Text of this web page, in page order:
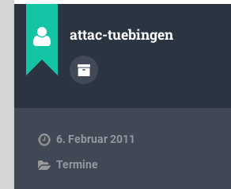
attac-tuebingen
6. Februar 2011
Termine